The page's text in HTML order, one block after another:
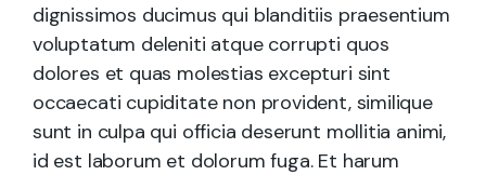
dignissimos ducimus qui blanditiis praesentium
voluptatum deleniti atque corrupti quos
dolores et quas molestias excepturi sint
occaecati cupiditate non provident, similique
sunt in culpa qui officia deserunt mollitia animi,
id est laborum et dolorum fuga. Et harum